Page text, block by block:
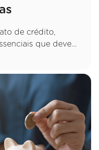
de crédito,
que deve